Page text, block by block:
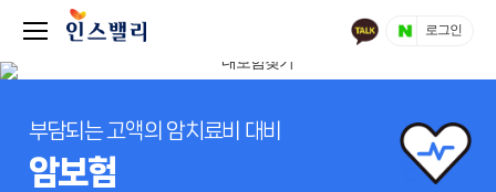
로그인
부담되는 고액의 암치료비 대비
암보험